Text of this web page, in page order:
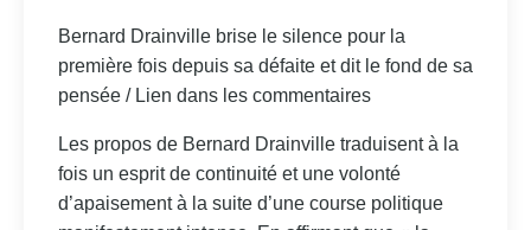
Bernard Drainville brise le silence pour la
première fois depuis sa défaite et dit le fond de sa
pensée / Lien dans les commentaires
Les propos de Bernard Drainville traduisent à la
fois un esprit de continuité et une volonté
d’apaisement à la suite d’une course politique